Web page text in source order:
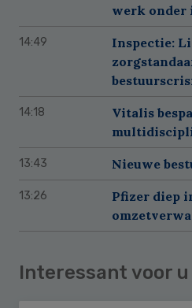
werk onder
14:49
Inspectie:
14:18
Vitalis
13:43 Nieuwe
13:26
Pfizer diep
Interessant voor u